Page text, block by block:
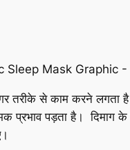
तरीके से काम करने लगता
प्रभाव पड़ता है। दिमाग के